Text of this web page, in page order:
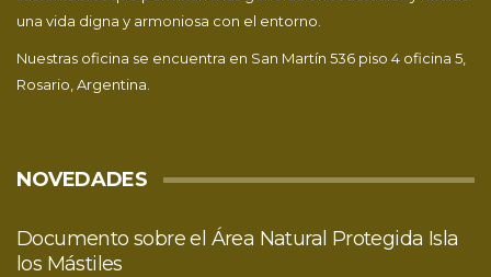
una vida digna y armoniosa con el entorno.
Nuestras oficina se encuentra en San Martín 536 piso 4 oficina 5,
Rosario, Argentina.
NOVEDADES
Documento sobre el Área Natural Protegida Isla
los Mástiles